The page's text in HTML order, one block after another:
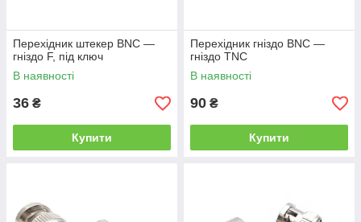
Перехідник штекер BNC —
гніздо F, під ключ
В наявності
36 ₴
Купити
Перехідник гніздо BNC —
гніздо TNC
В наявності
90 ₴
Купити